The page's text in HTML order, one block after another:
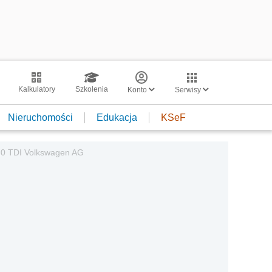
Kalkulatory Szkolenia Konto Serwisy
Nieruchomości Edukacja KSeF
TDI Volkswagen AG